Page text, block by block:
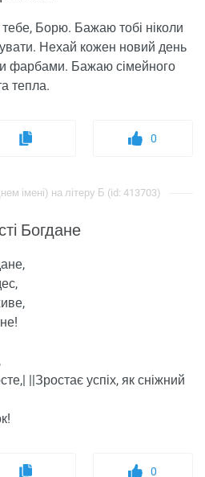
Борю. Бажаю тобі ніколи
Нехай кожен новий день
фарбами. Бажаю сімейного
тепла.
0
​​імені) на літеру Б (id: 413703)
Богдане
||Зростає успіх, як сніжний
0